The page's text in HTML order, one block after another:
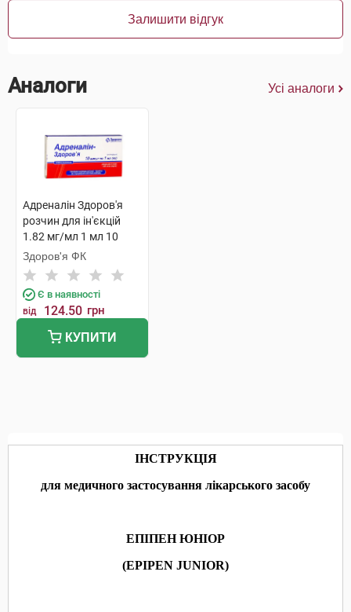
Залишити відгук
Аналоги Усі аналоги
Адреналін Здоров'я
розчин для ін'єкцій
1.82 мг/мл 1 мл 10
ампул
Здоров'я ФК
Є в наявності
від 124.50 грн
КУПИТИ